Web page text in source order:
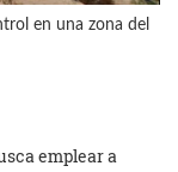
en una zona del
emplear a